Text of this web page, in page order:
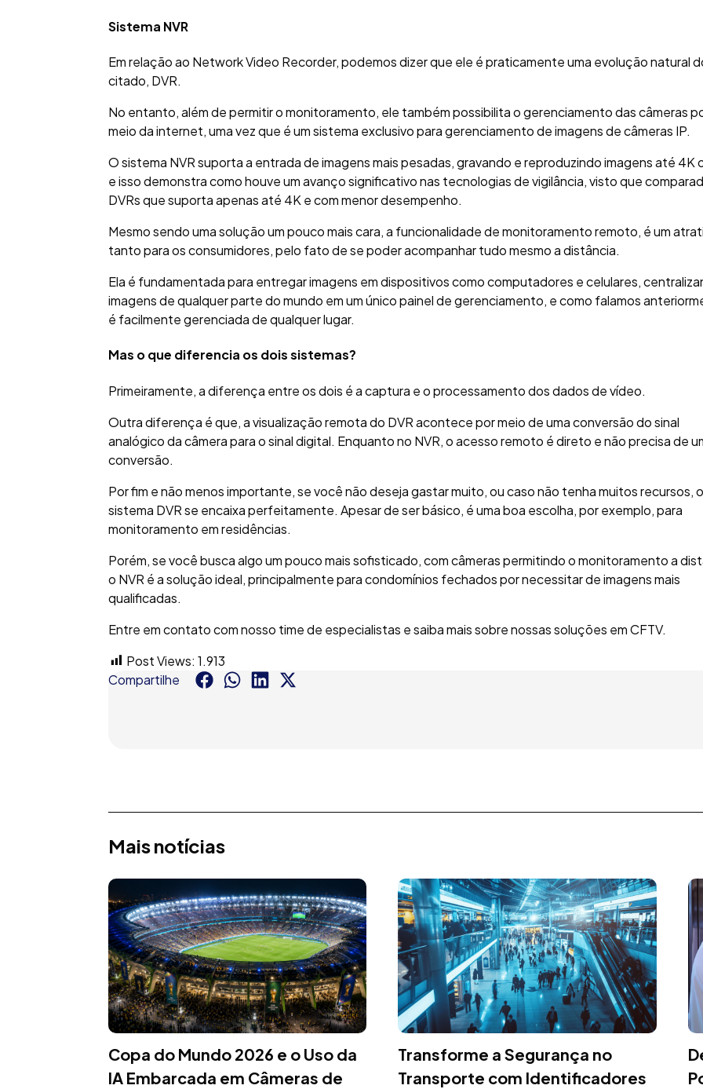
Sistema NVR
Em relação ao Network Video Recorder, podemos dizer que ele é praticamente uma evolução natural
citado, DVR.
No entanto, além de permitir o monitoramento, ele também possibilita o gerenciamento das câmeras
meio da internet, uma vez que é um sistema exclusivo para gerenciamento de imagens de câmeras IP.
O sistema NVR suporta a entrada de imagens mais pesadas, gravando e reproduzindo imagens até 4K
e isso demonstra como houve um avanço significativo nas tecnologias de vigilância, visto que
DVRs que suporta apenas até 4K e com menor desempenho.
Mesmo sendo uma solução um pouco mais cara, a funcionalidade de monitoramento remoto, é um
tanto para os consumidores, pelo fato de se poder acompanhar tudo mesmo a distância.
Ela é fundamentada para entregar imagens em dispositivos como computadores e celulares,
imagens de qualquer parte do mundo em um único painel de gerenciamento, e como falamos
é facilmente gerenciada de qualquer lugar.
Mas o que diferencia os dois sistemas?
Primeiramente, a diferença entre os dois é a captura e o processamento dos dados de vídeo.
Outra diferença é que, a visualização remota do DVR acontece por meio de uma conversão do sinal
analógico da câmera para o sinal digital. Enquanto no NVR, o acesso remoto é direto e não precisa de
conversão.
Por fim e não menos importante, se você não deseja gastar muito, ou caso não tenha muitos recursos, o
sistema DVR se encaixa perfeitamente. Apesar de ser básico, é uma boa escolha, por exemplo, para
monitoramento em residências.
Porém, se você busca algo um pouco mais sofisticado, com câmeras permitindo o monitoramento a
o NVR é a solução ideal, principalmente para condomínios fechados por necessitar de imagens mais
qualificadas.
Entre em contato com nosso time de especialistas e saiba mais sobre nossas soluções em CFTV.
Post Views: 1.913
Compartilhe
Mais notícias
Copa do Mundo 2026 e o Uso da
IA Embarcada em Câmeras de
Transforme a Segurança no
Transporte com Identificadores